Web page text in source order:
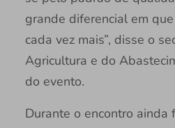
grande diferencial em
cada vez mais”, disse o
Agricultura e do
do evento.
Durante o encontro ainda